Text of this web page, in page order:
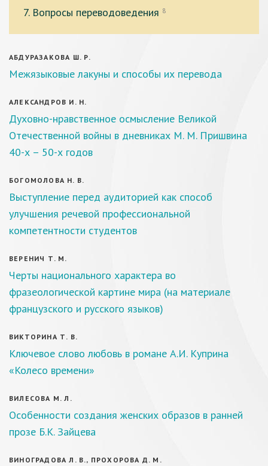
7. Вопросы переводоведения 8
АБДУРАЗАКОВА Ш. Р.
Межязыковые лакуны и способы их перевода
АЛЕКСАНДРОВ И. Н.
Духовно-нравственное осмысление Великой
Отечественной войны в дневниках М. М. Пришвина
40-х – 50-х годов
БОГОМОЛОВА Н. В.
Выступление перед аудиторией как способ
улучшения речевой профессиональной
компетентности студентов
ВЕРЕНИЧ Т. М.
Черты национального характера во
фразеологической картине мира (на материале
французского и русского языков)
ВИКТОРИНА Т. В.
Ключевое слово любовь в романе А.И. Куприна
«Колесо времени»
ВИЛЕСОВА М. Л.
Особенности создания женских образов в ранней
прозе Б.К. Зайцева
ВИНОГРАДОВА Л. В., ПРОХОРОВА Д. М.